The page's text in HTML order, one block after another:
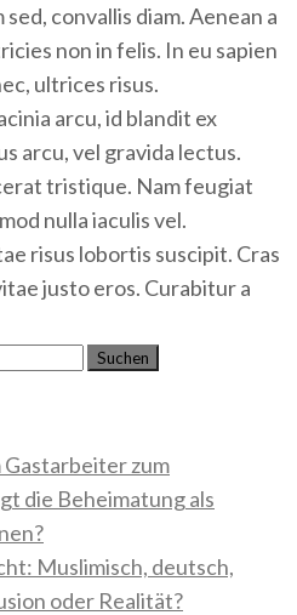
convallis diam. Aenean a
non in felis. In eu sapien
ultrices risus.
arcu, id blandit ex
arcu, vel gravida lectus.
tristique. Nam feugiat
nulla iaculis vel.
risus lobortis suscipit. Cras
justo eros. Curabitur a
zum
die Beheimatung als
Muslimisch, deutsch,
oder Realität?